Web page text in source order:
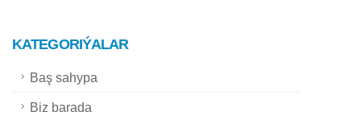
KATEGORIÝALAR
Baş sahypa
Biz barada